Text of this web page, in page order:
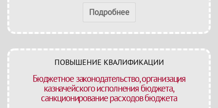
Подробнее
ПОВЫШЕНИЕ КВАЛИФИКАЦИИ
Бюджетное законодательство, организация
казначейского исполнения бюджета,
санкционирование расходов бюджета